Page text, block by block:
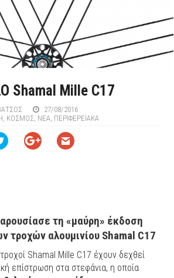
Shamal Mille C17
27/08/2016
, ΚΟΣΜΟΣ, ΝΕΑ, ΠΕΡΙΦΕΡΕΙΑΚΆ
τη «μαύρη» έκδοση
τροχών αλουμινίου Shamal C17
τροχοί Shamal Mille C17 έχουν δεχθεί
επίστρωση στα στεφάνια, η οποία